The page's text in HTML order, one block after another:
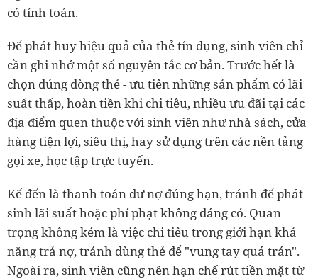
có tính toán.
Để phát huy hiệu quả của thẻ tín dụng, sinh viên chỉ
cần ghi nhớ một số nguyên tắc cơ bản. Trước hết là
chọn đúng dòng thẻ - ưu tiên những sản phẩm có lãi
suất thấp, hoàn tiền khi chi tiêu, nhiều ưu đãi tại các
địa điểm quen thuộc với sinh viên như nhà sách, cửa
hàng tiện lợi, siêu thị, hay sử dụng trên các nền tảng
gọi xe, học tập trực tuyến.
Kế đến là thanh toán dư nợ đúng hạn, tránh để phát
sinh lãi suất hoặc phí phạt không đáng có. Quan
trọng không kém là việc chi tiêu trong giới hạn khả
năng trả nợ, tránh dùng thẻ để "vung tay quá trán".
Ngoài ra, sinh viên cũng nên hạn chế rút tiền mặt từ